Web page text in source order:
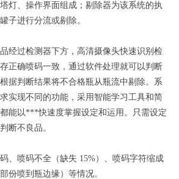
灯、操作界面组成；剔除器为该系统的执
子进行分流或剔除。
经过检测器下方，高清摄像头快速识别检
正确喷码一致，通过软件处理就可以判断
据判断结果将不合格瓶从瓶流中剔除。系
实现不同的功能，采用智能学习工具和简
能以***快速度掌握设定和运用。只需设定
断不良品。
、喷码不全（缺失 15%）、喷码字符缩成
份喷到瓶边缘）等情况。